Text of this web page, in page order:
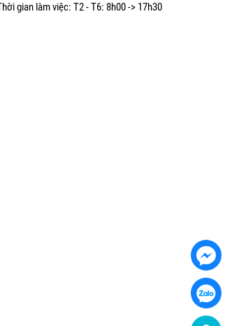
gian làm việc: T2 - T6: 8h00 -> 17h30